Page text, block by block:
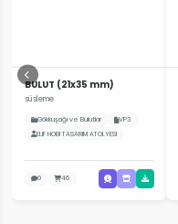
BULUT (21x35 mm)
süsleme
Gökkuşağı ve Bulutlar
VP3
ELIF HOBI TASARIM ATOLYESI
0 46